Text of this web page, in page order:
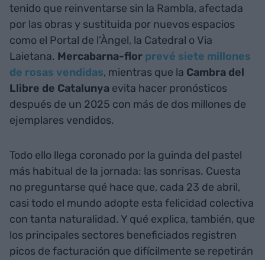
tenido que reinventarse sin la Rambla, afectada
por las obras y sustituida por nuevos espacios
como el Portal de l’Àngel, la Catedral o Via
Laietana. Mercabarna-flor prevé siete millones
de rosas vendidas, mientras que la Cambra del
Llibre de Catalunya evita hacer pronósticos
después de un 2025 con más de dos millones de
ejemplares vendidos.
Todo ello llega coronado por la guinda del pastel
más habitual de la jornada: las sonrisas. Cuesta
no preguntarse qué hace que, cada 23 de abril,
casi todo el mundo adopte esta felicidad colectiva
con tanta naturalidad. Y qué explica, también, que
los principales sectores beneficiados registren
picos de facturación que difícilmente se repetirán